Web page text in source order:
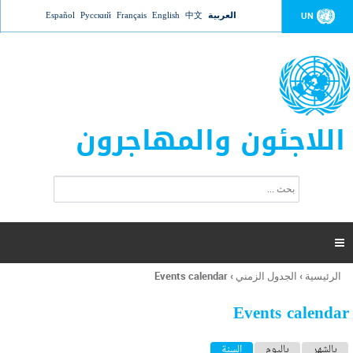
Jump to navigation UN العربية 中文
English
Français
Русский
Español
اللاجئون والمهاجرون
ت
ر
ل
ح
ب

أنت
هنا
الرئيسية › الجدول الزمني ›
Events calendar
Events calendar